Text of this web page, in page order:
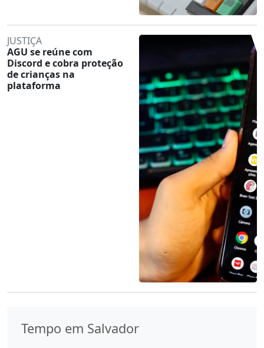
JUSTIÇA
AGU se reúne com
Discord e cobra proteção
de crianças na
plataforma
Tempo em Salvador